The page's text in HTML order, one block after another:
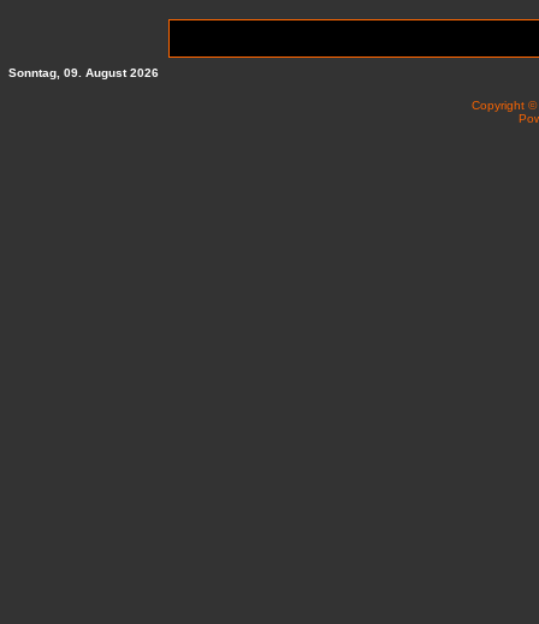
Sonntag, 09. August 2026
Copyright